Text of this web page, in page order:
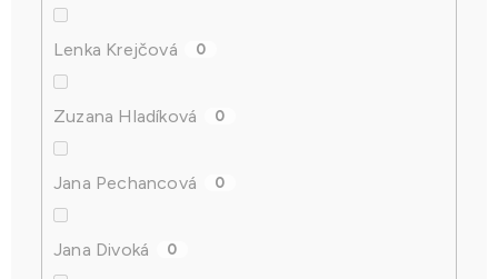
Lenka Krejčová 0
Zuzana Hladíková 0
Jana Pechancová 0
Jana Divoká 0